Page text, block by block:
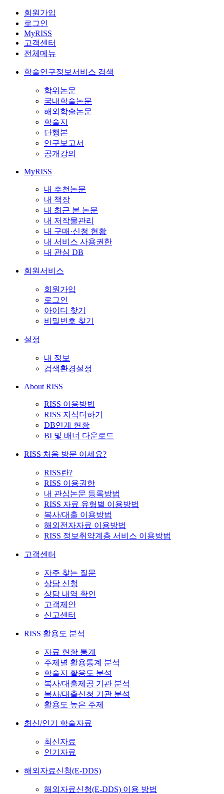
회원가입
로그인
MyRISS
고객센터
전체메뉴
학술연구정보서비스 검색
학위논문
국내학술논문
해외학술논문
학술지
단행본
연구보고서
공개강의
MyRISS
내 추천논문
내 책장
내 최근 본 논문
내 저작물관리
내 구매·신청 현황
내 서비스 사용권한
내 관심 DB
회원서비스
회원가입
로그인
아이디 찾기
비밀번호 찾기
설정
내 정보
검색환경설정
About RISS
RISS 이용방법
RISS 지식더하기
DB연계 현황
BI 및 배너 다운로드
RISS 처음 방문 이세요?
RISS란?
RISS 이용권한
내 관심논문 등록방법
RISS 자료 유형별 이용방법
복사/대출 이용방법
해외전자자료 이용방법
RISS 정보취약계층 서비스 이용방법
고객센터
자주 찾는 질문
상담 신청
상담 내역 확인
고객제안
신고센터
RISS 활용도 분석
자료 현황 통계
주제별 활용통계 분석
학술지 활용도 분석
복사/대출제공 기관 분석
복사/대출신청 기관 분석
활용도 높은 주제
최신/인기 학술자료
최신자료
인기자료
해외자료신청(E-DDS)
해외자료신청(E-DDS) 이용 방법